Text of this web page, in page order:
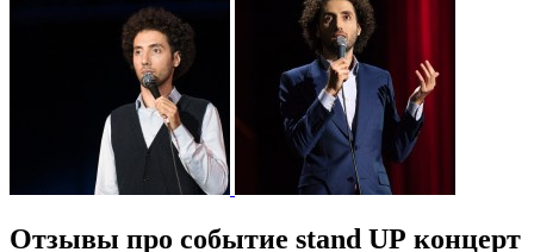
Отзывы про событие stand UP концерт